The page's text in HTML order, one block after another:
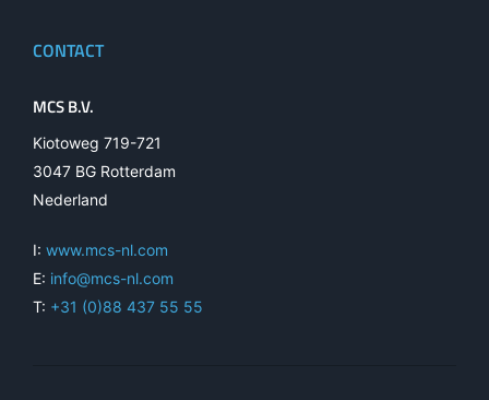
CONTACT
MCS B.V.
Kiotoweg 719-721
3047 BG Rotterdam
Nederland
I: www.mcs-nl.com
E: info@mcs-nl.com
T: +31 (0)88 437 55 55